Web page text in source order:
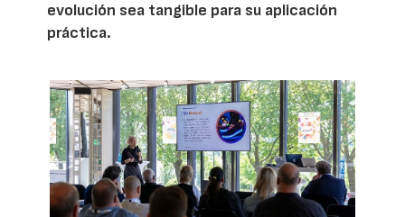
evolución sea tangible para su aplicación
práctica.